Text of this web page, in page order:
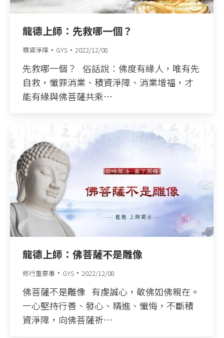
龍德上師：先救哪一個？
積資淨障 GYS 2022/12/08
先救哪一個？ 俗話說：佛度有緣人，唯有先
自救，懺罪消業、積資淨障、消業增福，才
能有緣與佛菩薩共乘…
龍德上師：佛菩薩不是雕像
修行重要事 GYS 2022/12/08
佛菩薩不是雕像 有虔誠心，敬佛如佛親在。
一心堅持行善、發心、精進、懺悔，不斷積
資淨障，向佛菩薩祈…